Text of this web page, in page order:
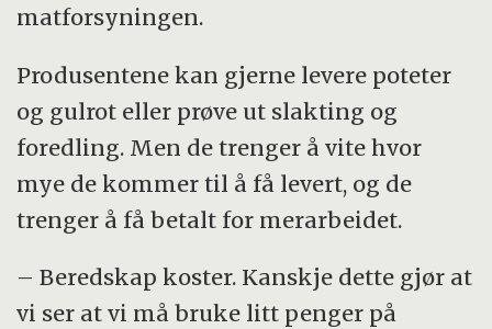
matforsyningen.
Produsentene kan gjerne levere poteter
og gulrot eller prøve ut slakting og
foredling. Men de trenger å vite hvor
mye de kommer til å få levert, og de
trenger å få betalt for merarbeidet.
– Beredskap koster. Kanskje dette gjør at
vi ser at vi må bruke litt penger på